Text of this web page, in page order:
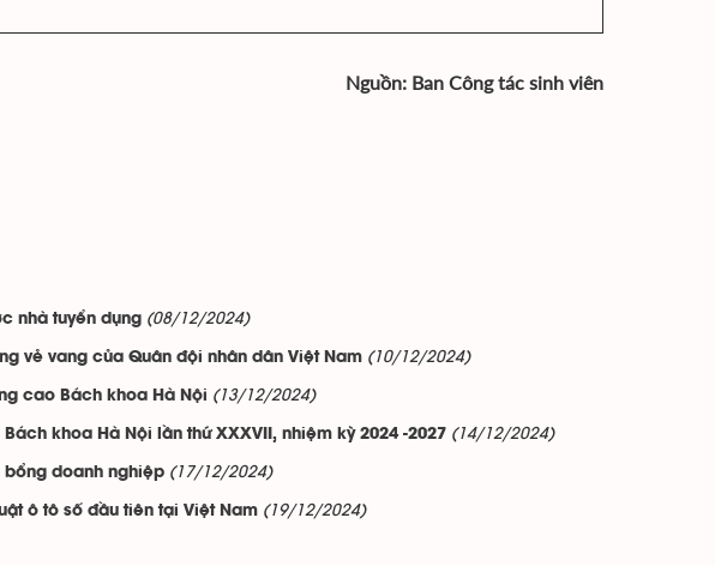
Nguồn: Ban Công tác sinh viên
nhà tuyển dụng (08/12/2024)
vẻ vang của Quân đội nhân dân Việt Nam (10/12/2024)
cao Bách khoa Hà Nội (13/12/2024)
khoa Hà Nội lần thứ XXXVII, nhiệm kỳ 2024 -2027 (14/12/2024)
bổng doanh nghiệp (17/12/2024)
ô tô số đầu tiên tại Việt Nam (19/12/2024)